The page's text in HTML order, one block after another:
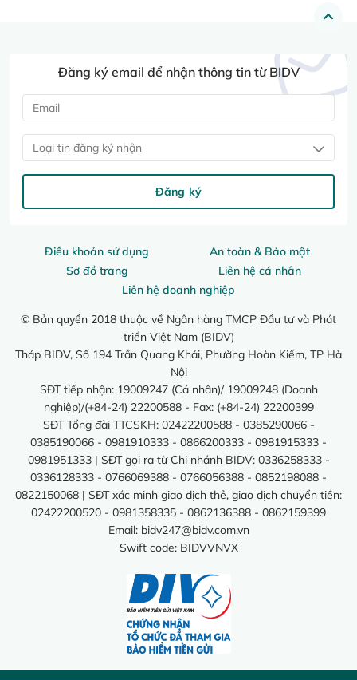
Điều khoản sử dụng
An toàn & Bảo mật
Sơ đồ trang
Liên hệ cá nhân
Liên hệ doanh nghiệp
© Bản quyền 2018 thuộc về Ngân hàng TMCP Đầu tư và Phát
triển Việt Nam (BIDV)
Tháp BIDV, Số 194 Trần Quang Khải, Phường Hoàn Kiếm, TP Hà
Nội
SĐT tiếp nhận: 19009247 (Cá nhân)/ 19009248 (Doanh
nghiệp)/(+84-24) 22200588 - Fax: (+84-24) 22200399
SĐT Tổng đài TTCSKH: 02422200588 - 0385290066 -
0385190066 - 0981910333 - 0866200333 - 0981915333 -
0981951333 | SĐT gọi ra từ Chi nhánh BIDV: 0336258333 -
0336128333 - 0766069388 - 0766056388 - 0852198088 -
0822150068 | SĐT xác minh giao dịch thẻ, giao dịch chuyển tiền:
02422200520 - 0981358335 - 0862136388 - 0862159399
Email: bidv247@bidv.com.vn
Swift code: BIDVVNVX
Đăng ký email để nhận thông tin từ BIDV
Loại tin đăng ký nhận
Đăng ký